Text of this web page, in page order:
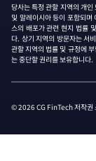
당사는 특정 관할 지역의 개
및 말레이시아 등이 포함되며
스의 배포가 관련 현지 법률
다. 상기 지역의 방문자는 서
관할 지역의 법률 및 규정에
는 중단할 권리를 보유합니다.
© 2026 CG FinTech 저작권